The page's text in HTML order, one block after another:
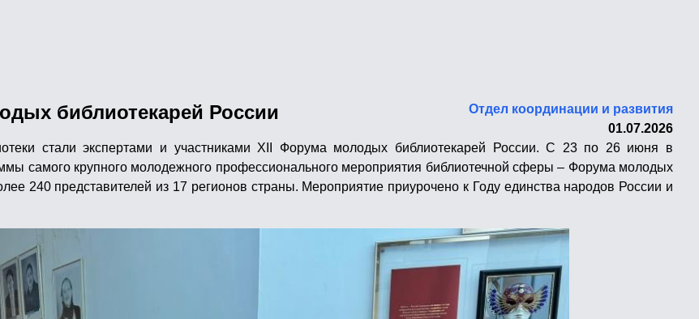
библиотекарей России
Отдел координации и развития
01.07.2026
стали экспертами и участниками XII Форума молодых библиотекарей России. С 23 по 26 июня в
самого крупного молодежного профессионального мероприятия библиотечной сферы – Форума молодых
240 представителей из 17 регионов страны. Мероприятие приурочено к Году единства народов России и